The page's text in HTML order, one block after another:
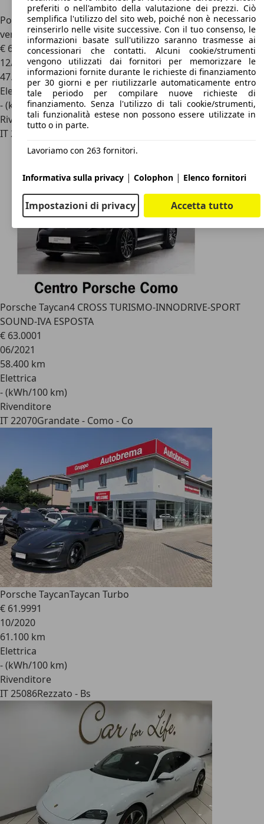
Porsche Taycan Cross Turismo 476CV-Asse sterzante-Sed.
ventilati
€ 69.0001
12/2023
47.784 km
Elettrica
- (kWh/100 km)
Rivenditore
IT 22070
Grandate - Como - Co
Porsche Taycan4 CROSS TURISMO-INNODRIVE-SPORT
SOUND-IVA ESPOSTA
€ 63.0001
06/2021
58.400 km
Elettrica
- (kWh/100 km)
Rivenditore
IT 22070Grandate - Como - Co
Porsche TaycanTaycan Turbo
€ 61.9991
10/2020
61.100 km
Elettrica
- (kWh/100 km)
Rivenditore
IT 25086Rezzato - Bs
preferiti o nell'ambito della valutazione dei prezzi. Ciò
semplifica l'utilizzo del sito web, poiché non è necessario
reinserirlo nelle visite successive. Con il tuo consenso, le
informazioni basate sull'utilizzo saranno trasmesse ai
concessionari che contatti. Alcuni cookie/strumenti
vengono utilizzati dai fornitori per memorizzare le
informazioni fornite durante le richieste di finanziamento
per 30 giorni e per riutilizzarle automaticamente entro
tale periodo per compilare nuove richieste di
finanziamento. Senza l'utilizzo di tali cookie/strumenti,
tali funzionalità estese non possono essere utilizzate in
tutto o in parte.
Lavoriamo con 263 fornitori.
Informativa sulla privacy | Colophon | Elenco fornitori
Impostazioni di privacy Accetta tutto